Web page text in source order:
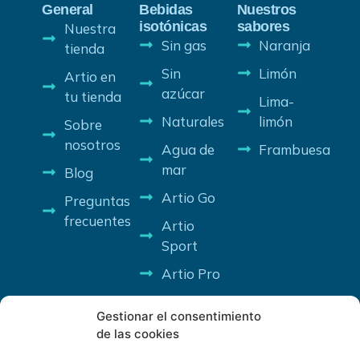
Gestionar el consentimiento
de las cookies
General
Nuestra
tienda
Artio en
tu tienda
Sobre
nosotros
Blog
Preguntas
frecuentes
Bebidas
isotónicas
Sin gas
Sin
azúcar
Naturales
Agua de
mar
Artio Go
Artio
Sport
Artio Pro
Nuestros
sabores
Naranja
Limón
Lima-
limón
Frambuesa